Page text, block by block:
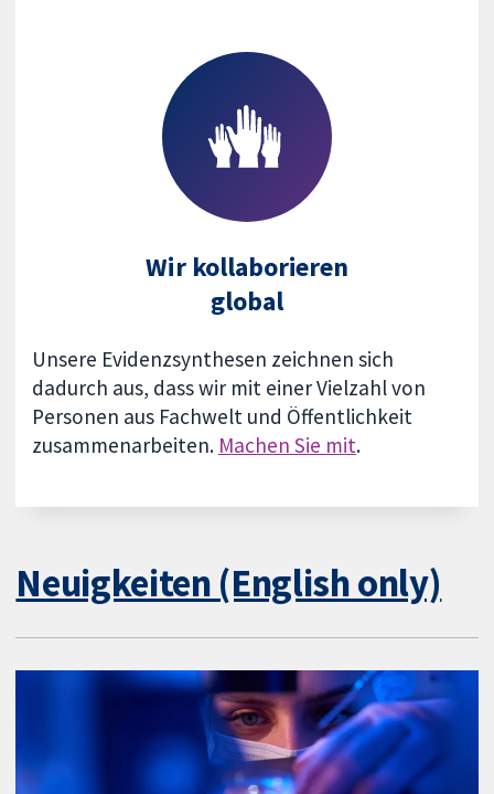
Wir kollaborieren
global
Unsere Evidenzsynthesen zeichnen sich
dadurch aus, dass wir mit einer Vielzahl von
Personen aus Fachwelt und Öffentlichkeit
zusammenarbeiten. Machen Sie mit.
Neuigkeiten (English only)